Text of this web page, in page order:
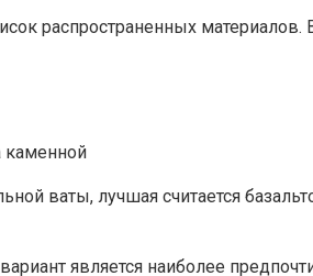
распространенных
каменной
ваты, лучшая считается
является наиболее